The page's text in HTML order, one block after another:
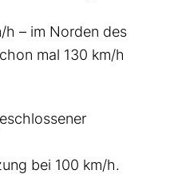
h – im Norden des
mal 130 km/h
bei 100 km/h.